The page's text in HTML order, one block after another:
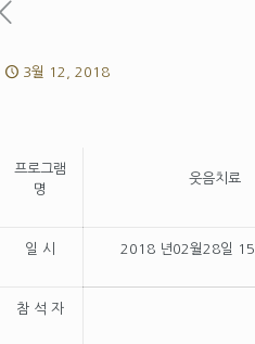
3월 12, 2018
프로그램
명
웃음치료
일 시 2018 년02월28일
참 석 자